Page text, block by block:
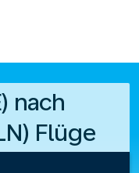
nach
Flüge